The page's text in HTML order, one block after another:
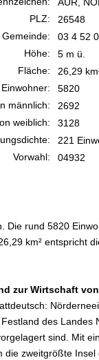
PLZ:
26548
03 4 52
Höhe:
5 m ü.
Fläche:
26,29
Einwohner:
5820
männlich:
2692
weiblich:
3128
221
Vorwahl:
04932
Die rund 5820
km² entspricht
zur Wirtschaft
des Landes
sind. Mit
zweitgrößte